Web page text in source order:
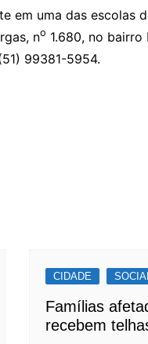
em uma das escolas
no 1.680, no bairro
99381-5954.
CIDADE
Famílias
recebem